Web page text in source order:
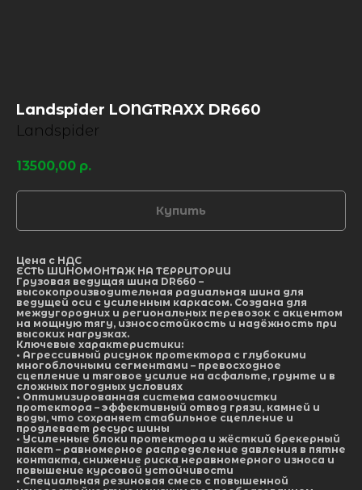
Landspider LONGTRAXX DR660
Landspider
13500,00 р.
Купить
Цена с НДС
ЕСТЬ ШИНОМОНТАЖ НА ТЕРРИТОРИИ
Грузовая ведущая шина DR660 –
высокопроизводительная радиальная шина для
ведущей оси с усиленным каркасом. Создана для
междугородних и региональных перевозок с акцентом
на мощную тягу, износостойкость и надёжность при
высоких нагрузках.
Ключевые характеристики:
• Агрессивный рисунок протектора с глубокими
многоблочными сегментами – превосходное
сцепление и тяговое усилие на асфальте, грунте и в
сложных погодных условиях
• Оптимизированная система самоочистки
протектора – эффективный отвод грязи, камней и
воды, что сохраняет стабильное сцепление и
продлевает ресурс шины
• Усиленные блоки протектора и жёсткий брекерный
пакет – равномерное распределение давления в пятне
контакта, снижение риска неравномерного износа и
повышение курсовой устойчивости
• Специальная резиновая смесь с повышенной